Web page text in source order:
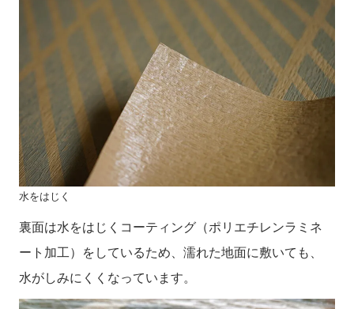
水をはじく
裏面は水をはじくコーティング（ポリエチレンラミネ
ート加工）をしているため、濡れた地面に敷いても、
水がしみにくくなっています。